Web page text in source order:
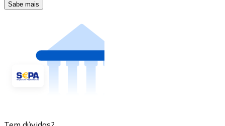
Sabe mais